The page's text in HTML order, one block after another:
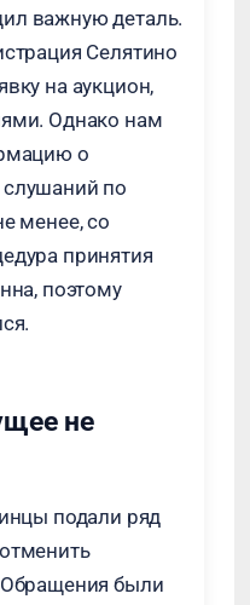
важную деталь.
Селятино
на аукцион,
Однако нам
о
по
менее, со
принятия
поэтому
не
подали ряд
Обращения были